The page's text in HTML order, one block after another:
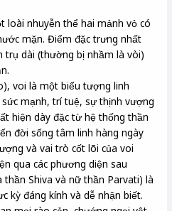
loài nhuyễn thể hai mảnh vỏ có
mặn. Điểm đặc trưng nhất
trụ dài (thường bị nhầm là vòi)
voi là một biểu tượng linh
mạnh, trí tuệ, sự thịnh vượng
hiện dày đặc từ hệ thống thần
đời sống tâm linh hàng ngày
và vai trò cốt lõi của voi
qua các phương diện sau
thần Shiva và nữ thần Parvati) là
kỳ đáng kính và dễ nhận biết.